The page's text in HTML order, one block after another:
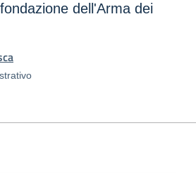
dell'Arma dei